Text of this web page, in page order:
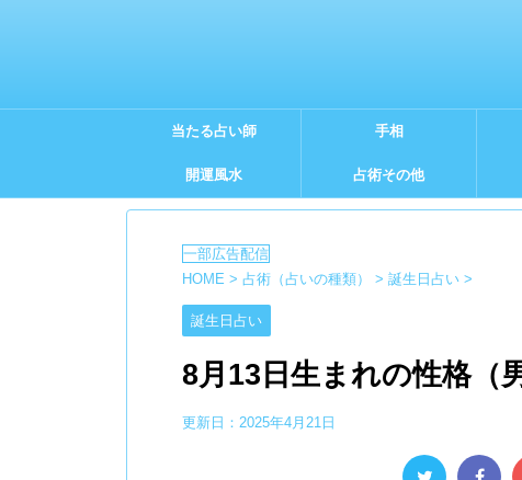
当たる占い師 手相
開運風水 占術その他
HOME > 占術（占いの種類） > 誕生日占い >
誕生日占い
8月13日生まれの性格（
更新日： 2025年4月21日